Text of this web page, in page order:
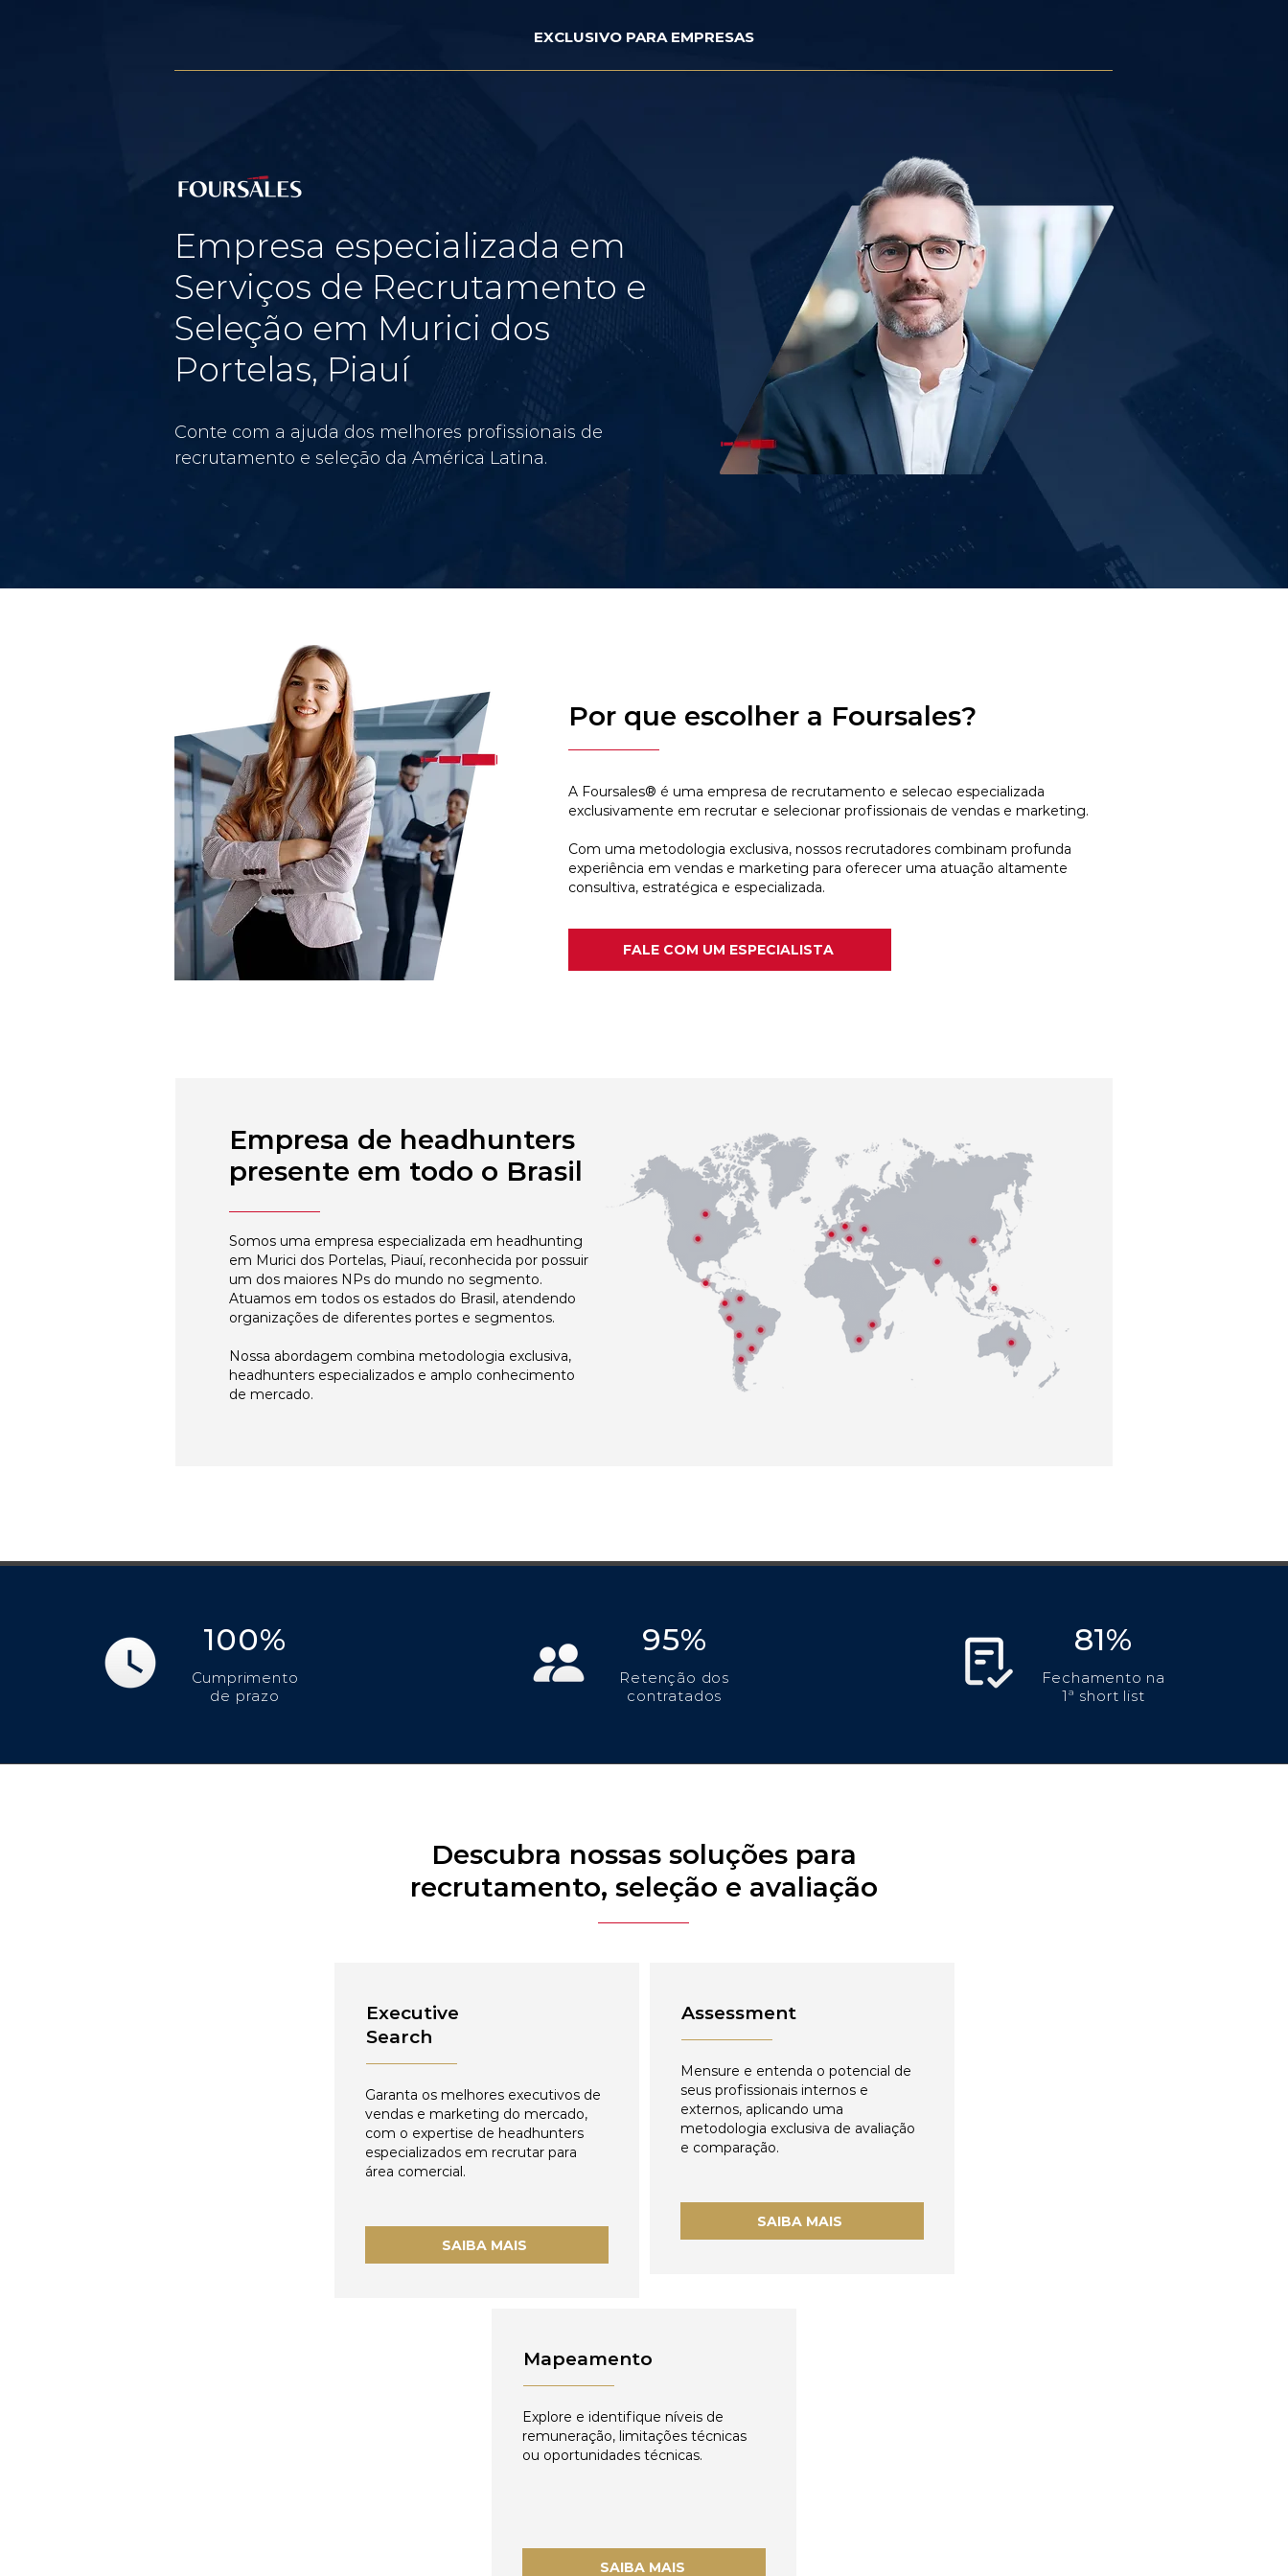
EXCLUSIVO PARA EMPRESAS
Empresa especializada em
Serviços de Recrutamento e
Seleção em Murici dos
Portelas, Piauí
Conte com a ajuda dos melhores profissionais de
recrutamento e seleção da América Latina.
Por que escolher a Foursales?
A Foursales® é uma empresa de recrutamento e selecao especializada
exclusivamente em recrutar e selecionar profissionais de vendas e marketing.
Com uma metodologia exclusiva, nossos recrutadores combinam profunda
experiência em vendas e marketing para oferecer uma atuação altamente
consultiva, estratégica e especializada.
FALE COM UM ESPECIALISTA
Empresa de headhunters
presente em todo o Brasil
Somos uma empresa especializada em headhunting
em Murici dos Portelas, Piauí, reconhecida por possuir
um dos maiores NPs do mundo no segmento.
Atuamos em todos os estados do Brasil, atendendo
organizações de diferentes portes e segmentos.
Nossa abordagem combina metodologia exclusiva,
headhunters especializados e amplo conhecimento
de mercado.
100%
Cumprimento
de prazo
95%
Retenção dos
contratados
81%
Fechamento na
1ª short list
Descubra nossas soluções para
recrutamento, seleção e avaliação
Executive
Search
Garanta os melhores executivos de
vendas e marketing do mercado,
com o expertise de headhunters
especializados em recrutar para
área comercial.
SAIBA MAIS
Assessment
Mensure e entenda o potencial de
seus profissionais internos e
externos, aplicando uma
metodologia exclusiva de avaliação
e comparação.
SAIBA MAIS
Mapeamento
Explore e identifique níveis de
remuneração, limitações técnicas
ou oportunidades técnicas.
SAIBA MAIS